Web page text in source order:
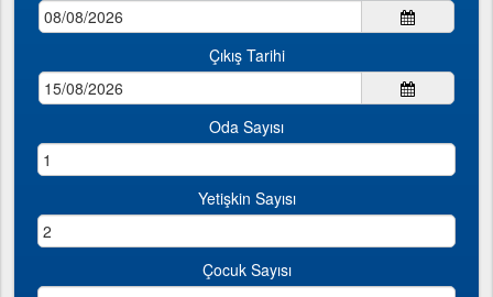
Çıkış Tarihi
Oda Sayısı
Yetişkin Sayısı
Çocuk Sayısı